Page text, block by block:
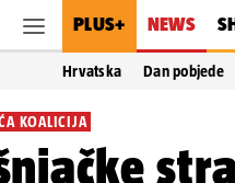
PLUS+ NEWS
Hrvatska Dan pobjede
KOALICIJA